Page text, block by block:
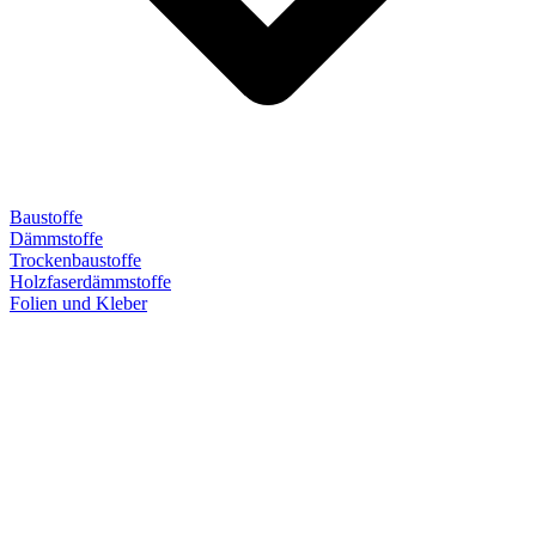
Baustoffe
Dämmstoffe
Trockenbaustoffe
Holzfaserdämmstoffe
Folien und Kleber